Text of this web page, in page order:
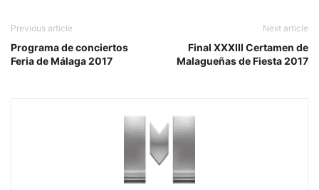
Previous article
Programa de conciertos
Feria de Málaga 2017
Next article
Final XXXIII Certamen de
Malagueñas de Fiesta 2017